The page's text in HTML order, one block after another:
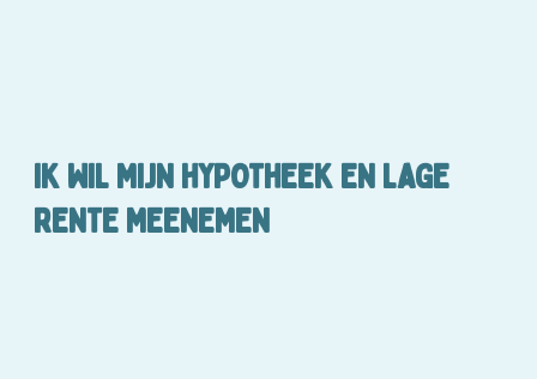
IK WIL MIJN HYPOTHEEK EN LAGE
RENTE MEENEMEN